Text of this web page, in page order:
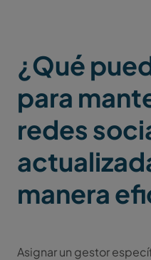
¿Qué
para
redes
manera
Asignar un gestor